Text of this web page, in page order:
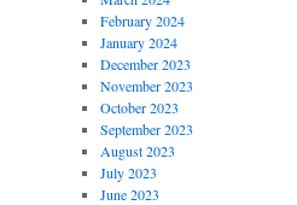
February 2024
January 2024
December 2023
November 2023
October 2023
September 2023
August 2023
July 2023
June 2023